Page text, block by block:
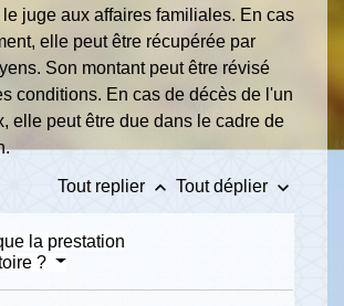
le juge aux affaires familiales. En cas
elle peut être récupérée par
Son montant peut être révisé
conditions. En cas de décès de l'un
elle peut être due dans le cadre de
Tout replier keyboard_arrow_up Tout déplier keyboard_arrow_down
la prestation
?